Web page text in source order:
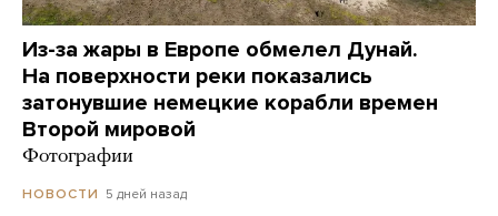
Из-за жары в Европе обмелел Дунай.
На поверхности реки показались
затонувшие немецкие корабли времен
Второй мировой
Фотографии
НОВОСТИ 5 дней назад